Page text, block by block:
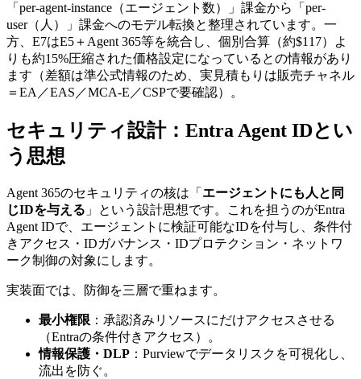
「per-agent-instance（エージェント数）」課金から「per-
user（人）」課金へのモデル転換と整理されています。一
方、E7はE5＋Agent 365等を統合し、個別合算（約$117）よ
りも約15%圧縮された価格設定になっているとの情報があり
ます（差額は準公式情報のため、実見積もりは販売チャネル
＝EA／EAS／MCA-E／CSPで要確認）。
セキュリティ設計：Entra Agent IDとい
う思想
Agent 365のセキュリティの核は「 エージェントにも人と同
じIDを与える 」という設計思想です。これを担うのがEntra
Agent IDで、エージェントに検証可能なIDを付与し、条件付
きアクセス・IDガバナンス・IDプロテクション・ネットワ
ーク制御の対象にします。
実装面では、防御を三層で重ねます。
最小権限 ：承認済みリソースにだけアクセスさせる
（Entraの条件付きアクセス）。
情報保護・DLP ：Purviewでデータリスクを可視化し、
流出を防ぐ。